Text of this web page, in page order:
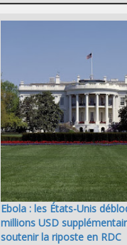
Ebola : les États-Unis
millions USD
soutenir la riposte en RDC